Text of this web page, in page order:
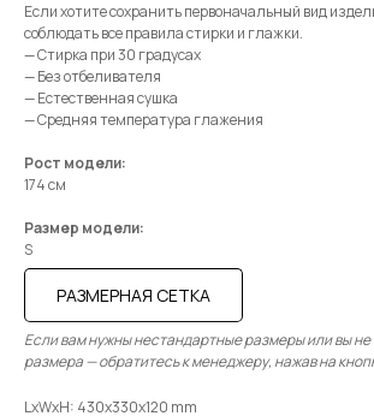
Если хотите сохранить первоначальный вид
соблюдать все правила стирки и глажки.
— Стирка при 30 градусах
— Без отбеливателя
— Естественная сушка
— Средняя температура глажения
Рост модели:
174 см
Размер модели:
S
РАЗМЕРНАЯ СЕТКА
Если вам нужны нестандартные размеры или вы
размера — обратитесь к менеджеру, нажав на
LxWxH: 430x330x120 mm